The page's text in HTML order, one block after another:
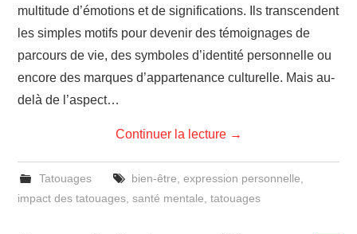
multitude d’émotions et de significations. Ils transcendent
les simples motifs pour devenir des témoignages de
parcours de vie, des symboles d’identité personnelle ou
encore des marques d’appartenance culturelle. Mais au-
delà de l’aspect…
Continuer la lecture →
Tatouages bien-être expression personnelle
impact des tatouages ,santé mentale ,tatouages